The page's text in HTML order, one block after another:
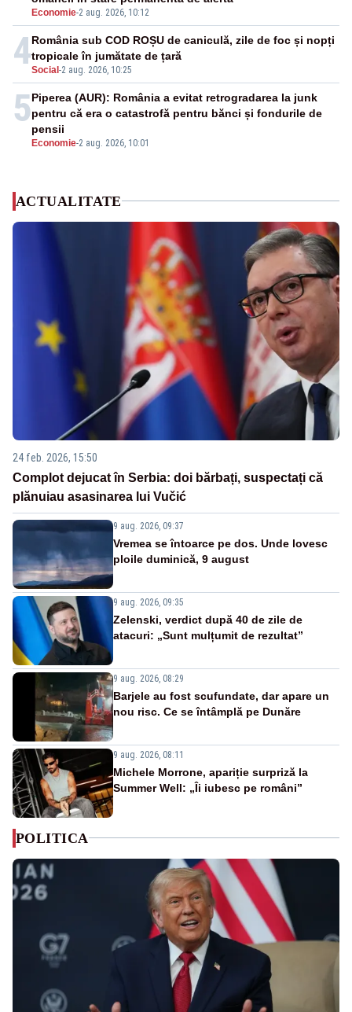
Economie-2 aug. 2026, 10:12
4Social -2 aug. 2026, 10:25
România sub COD ROȘU de caniculă, zile de foc și nopți
tropicale în jumătate de țară
5
Economie-2 aug. 2026, 10:01
Piperea (AUR): România a evitat retrogradarea la junk
pentru că era o catastrofă pentru bănci și fondurile de
pensii
ACTUALITATE
24 feb. 2026, 15:50
Complot dejucat în Serbia: doi bărbați, suspectați că
plănuiau asasinarea lui Vučić
9 aug. 2026, 09:37
Vremea se întoarce pe dos. Unde lovesc
ploile duminică, 9 august
9 aug. 2026, 09:35
Zelenski, verdict după 40 de zile de
atacuri: „Sunt mulțumit de rezultat”
9 aug. 2026, 08:29
Barjele au fost scufundate, dar apare un
nou risc. Ce se întâmplă pe Dunăre
9 aug. 2026, 08:11
Michele Morrone, apariție surpriză la
Summer Well: „Îi iubesc pe români”
POLITICA